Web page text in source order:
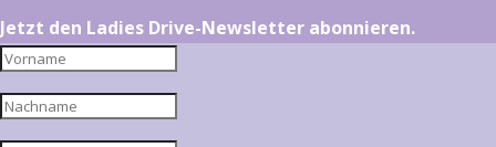
Jetzt den Ladies Drive-Newsletter abonnieren.